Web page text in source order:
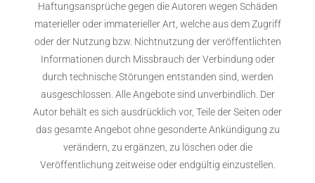
Haftungsansprüche gegen die Autoren wegen Schäden
materieller oder immaterieller Art, welche aus dem Zugriff
oder der Nutzung bzw. Nichtnutzung der veröffentlichten
Informationen durch Missbrauch der Verbindung oder
durch technische Störungen entstanden sind, werden
ausgeschlossen. Alle Angebote sind unverbindlich. Der
Autor behält es sich ausdrücklich vor, Teile der Seiten oder
das gesamte Angebot ohne gesonderte Ankündigung zu
verändern, zu ergänzen, zu löschen oder die
Veröffentlichung zeitweise oder endgültig einzustellen.